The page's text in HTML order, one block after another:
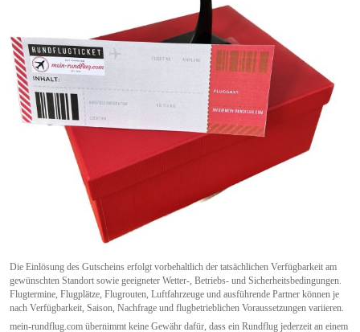
Die Einlösung des Gutscheins erfolgt vorbehaltlich der tatsächlichen Verfügbarkeit am
gewünschten Standort sowie geeigneter Wetter-, Betriebs- und Sicherheitsbedingungen.
Flugtermine, Flugplätze, Flugrouten, Luftfahrzeuge und ausführende Partner können je
nach Verfügbarkeit, Saison, Nachfrage und flugbetrieblichen Voraussetzungen variieren.
mein-rundflug.com übernimmt keine Gewähr dafür, dass ein Rundflug jederzeit an einem